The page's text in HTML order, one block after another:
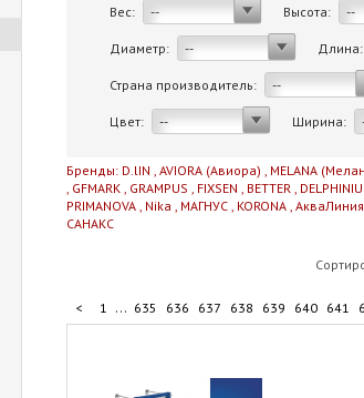
Вес: -- Высота: --
Диаметр: -- Длина:
Страна производитель: --
Цвет: -- Ширина:
Бренды: D.lIN , AVIORA (Авиора) , MELANA
, GFMARK , GRAMPUS , FIXSEN , BETTER ,
PRIMANOVA , Nika , МАГНУС , KORONA , АкваЛиния
САНАКС
< 1 ... 635 636 637 638 639 640 641